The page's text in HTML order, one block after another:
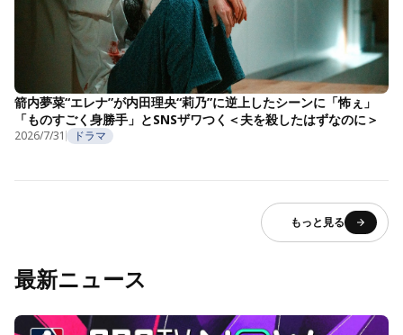
箭内夢菜“エレナ”が内田理央“莉乃”に逆上したシーンに「怖ぇ」
「ものすごく身勝手」とSNSザワつく＜夫を殺したはずなのに＞
2026/7/31 ドラマ
もっと見る
最新ニュース